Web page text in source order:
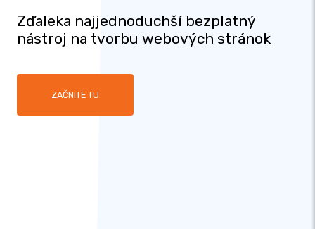
Zďaleka najjednoduchší bezplatný
nástroj na tvorbu webových stránok
ZAČNITE TU